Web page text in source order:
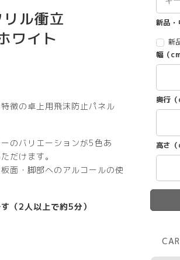
ル衝立
ワイト
徴の卓上用飛沫防止パネル
のバリエーションが5色あ
だけます。
面・脚部へのアルコールの使
（2人以上で約5分）
新品
新
幅（
奥行（
高さ（